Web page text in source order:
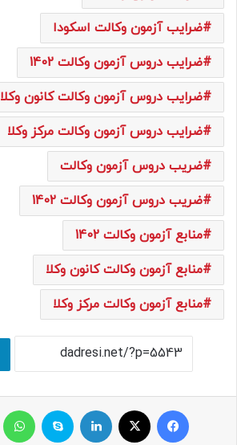
ضرایب آزمون وکالت اسکودا
ضرایب دروس آزمون وکالت 1402
ضرایب دروس آزمون وکالت کانون وکلا
ضرایب دروس آزمون وکالت مرکز وکلا
ضریب دروس آزمون وکالت
ضریب دروس آزمون وکالت 1402
منابع آزمون وکالت 1402
منابع آزمون وکالت کانون وکلا
منابع آزمون وکالت مرکز وکلا
فیسبوک ایکس لینکداین اسکایپ